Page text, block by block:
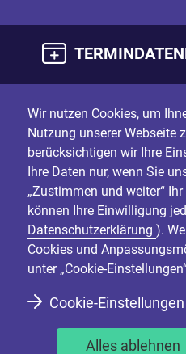
Wir nutzen Cookies, um
Nutzung unserer Webseite
berücksichtigen wir Ihre
Ihre Daten nur, wenn Sie
„Zustimmen und weiter“
können Ihre Einwilligung
Datenschutzerklärung ).
Cookies und
unter „Cookie-
Cookie-Einstellungen
Alles ablehnen